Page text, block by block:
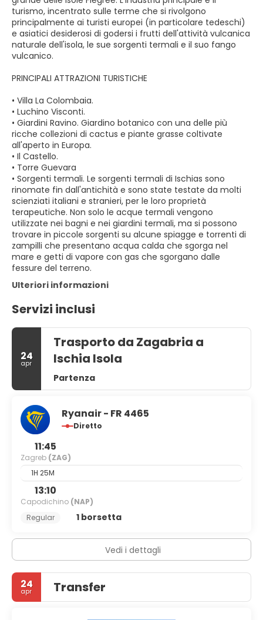
turismo, incentrato sulle terme che si rivolgono
principalmente ai turisti europei (in particolare tedeschi)
e asiatici desiderosi di godersi i frutti dell'attività vulcanica
naturale dell'isola, le sue sorgenti termali e il suo fango
vulcanico.
PRINCIPALI ATTRAZIONI TURISTICHE
• Villa La Colombaia.
• Luchino Visconti.
• Giardini Ravino. Giardino botanico con una delle più
ricche collezioni di cactus e piante grasse coltivate
all'aperto in Europa.
• Il Castello.
• Torre Guevara
• Sorgenti termali. Le sorgenti termali di Ischias sono
rinomate fin dall'antichità e sono state testate da molti
scienziati italiani e stranieri, per le loro proprietà
terapeutiche. Non solo le acque termali vengono
utilizzate nei bagni e nei giardini termali, ma si possono
trovare in piccole sorgenti su alcune spiagge e torrenti di
zampilli che presentano acqua calda che sgorga nel
mare e getti di vapore con gas che sgorgano dalle
fessure del terreno.
Ulteriori informazioni
Servizi inclusi
24
apr
Trasporto da Zagabria a
Ischia Isola
Partenza
Ryanair - FR 4465
Diretto
11:45
Zagreb (ZAG)
1H 25M
13:10
Capodichino (NAP)
Regular
1 borsetta
Vedi i dettagli
24
apr Transfer